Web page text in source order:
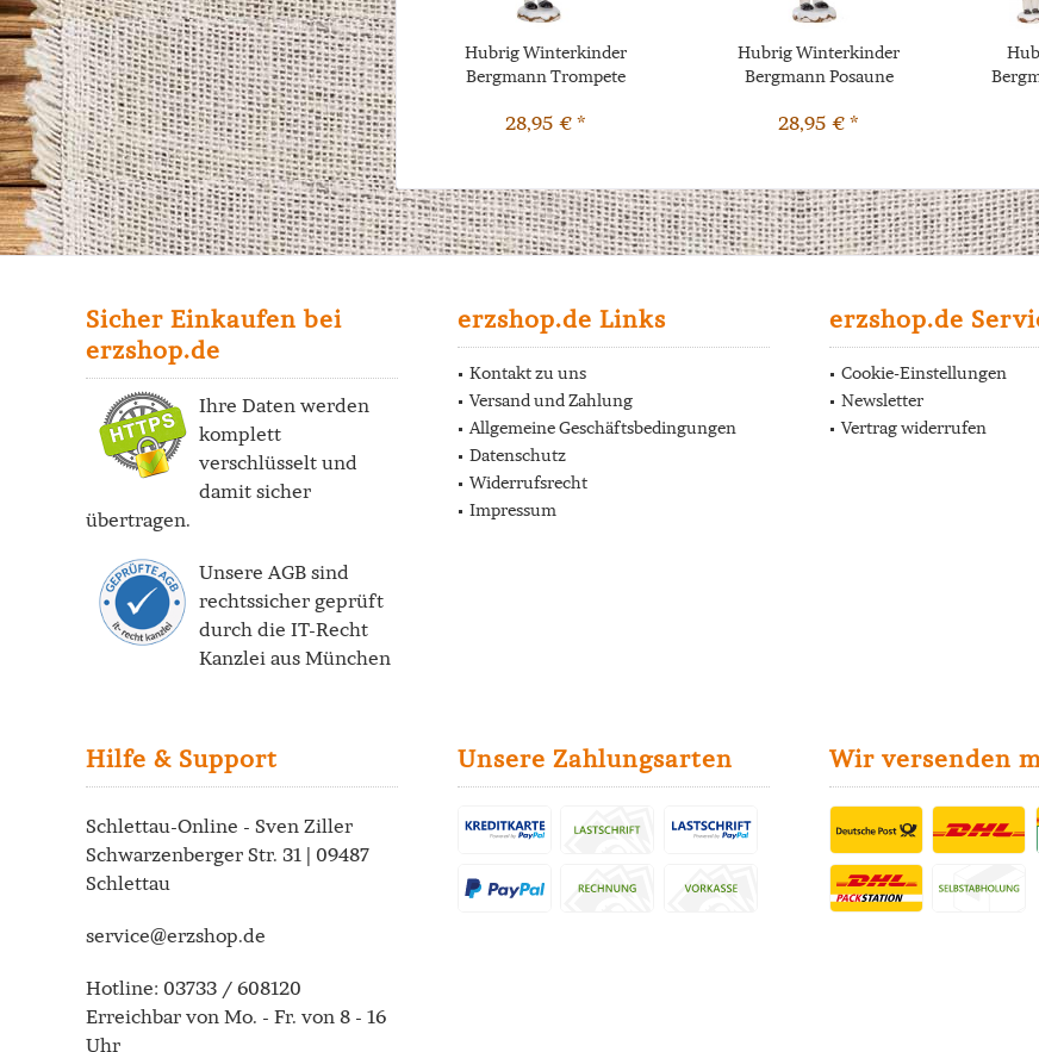
Hubrig Winterkinder
Bergmann Trompete
28,95 € *
Hubrig Winterkinder
Bergmann Posaune
28,95 € *
Sicher Einkaufen bei
erzshop.de
Ihre Daten werden
komplett
verschlüsselt und
damit sicher
übertragen.
Unsere AGB sind
rechtssicher geprüft
durch die IT-Recht
Kanzlei aus München
erzshop.de Links
Kontakt zu uns
Versand und Zahlung
Allgemeine Geschäftsbedingungen
Datenschutz
Widerrufsrecht
Impressum
erzshop.de
Cookie-Einstellungen
Newsletter
Vertrag widerrufen
Hilfe & Support
Schlettau-Online - Sven Ziller
Schwarzenberger Str. 31 | 09487
Schlettau
service@erzshop.de
Hotline: 03733 / 608120
Erreichbar von Mo. - Fr. von 8 - 16
Uhr
Unsere Zahlungsarten Wir versenden